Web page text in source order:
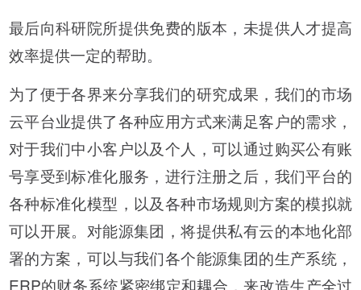
最后向科研院所提供免费的版本，未提供人才提高
效率提供一定的帮助。
为了便于各界来分享我们的研究成果，我们的市场
云平台业提供了各种应用方式来满足客户的需求，
对于我们中小客户以及个人，可以通过购买公有账
号享受到标准化服务，进行注册之后，我们平台的
各种标准化模型，以及各种市场规则方案的模拟就
可以开展。对能源集团，将提供私有云的本地化部
署的方案，可以与我们各个能源集团的生产系统，
ERP的财务系统紧密绑定和耦合，来改造生产全过